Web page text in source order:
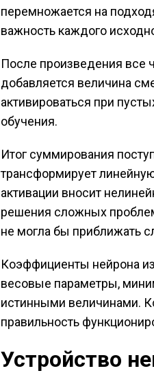
перемножается на
важность каждого
После произведения все
добавляется величина
активироваться при
обучения.
Итог суммирования
трансформирует
активации вносит
решения сложных
не могла бы приближать
Коэффициенты нейрона
весовые параметры,
истинными величинами.
правильность
Устройство